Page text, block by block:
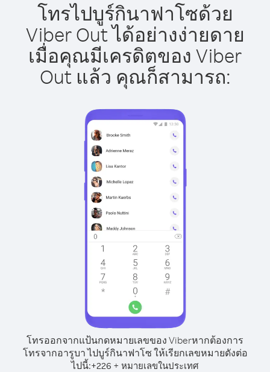
โทรไปบูร์กินาฟาโซด้วย
Viber Out ได้อย่างง่ายดาย
เมื่อคุณมีเครดิตของ Viber
Out แล้ว คุณก็สามารถ:
โทรออกจากแป้นกดหมายเลขของ Viberหากต้องการ
โทรจากอารูบา ไปบูร์กินาฟาโซ ให้เรียกเลขหมายดังต่อ
ไปนี้:+226 + หมายเลขในประเทศ